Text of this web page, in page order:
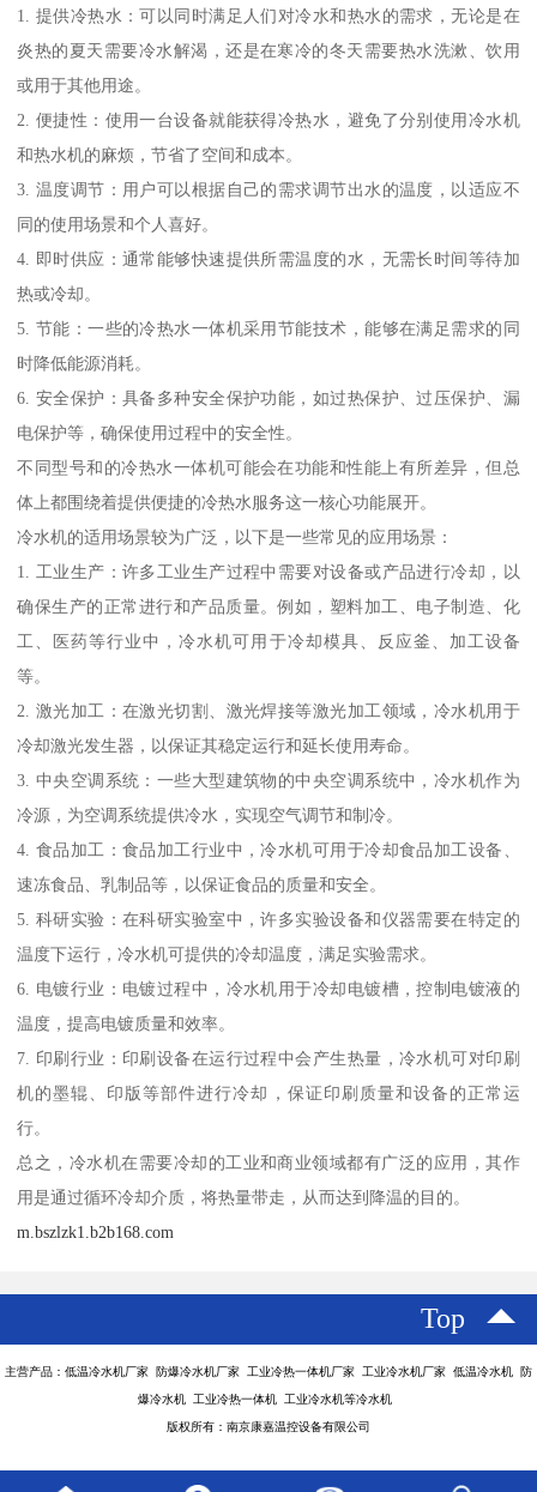
1. 提供冷热水：可以同时满足人们对冷水和热水的需求，无论是在
炎热的夏天需要冷水解渴，还是在寒冷的冬天需要热水洗漱、饮用
或用于其他用途。
2. 便捷性：使用一台设备就能获得冷热水，避免了分别使用冷水机
和热水机的麻烦，节省了空间和成本。
3. 温度调节：用户可以根据自己的需求调节出水的温度，以适应不
同的使用场景和个人喜好。
4. 即时供应：通常能够快速提供所需温度的水，无需长时间等待加
热或冷却。
5. 节能：一些的冷热水一体机采用节能技术，能够在满足需求的同
时降低能源消耗。
6. 安全保护：具备多种安全保护功能，如过热保护、过压保护、漏
电保护等，确保使用过程中的安全性。
不同型号和的冷热水一体机可能会在功能和性能上有所差异，但总
体上都围绕着提供便捷的冷热水服务这一核心功能展开。
冷水机的适用场景较为广泛，以下是一些常见的应用场景：
1. 工业生产：许多工业生产过程中需要对设备或产品进行冷却，以
确保生产的正常进行和产品质量。例如，塑料加工、电子制造、化
工、医药等行业中，冷水机可用于冷却模具、反应釜、加工设备
等。
2. 激光加工：在激光切割、激光焊接等激光加工领域，冷水机用于
冷却激光发生器，以保证其稳定运行和延长使用寿命。
3. 中央空调系统：一些大型建筑物的中央空调系统中，冷水机作为
冷源，为空调系统提供冷水，实现空气调节和制冷。
4. 食品加工：食品加工行业中，冷水机可用于冷却食品加工设备、
速冻食品、乳制品等，以保证食品的质量和安全。
5. 科研实验：在科研实验室中，许多实验设备和仪器需要在特定的
温度下运行，冷水机可提供的冷却温度，满足实验需求。
6. 电镀行业：电镀过程中，冷水机用于冷却电镀槽，控制电镀液的
温度，提高电镀质量和效率。
7. 印刷行业：印刷设备在运行过程中会产生热量，冷水机可对印刷
机的墨辊、印版等部件进行冷却，保证印刷质量和设备的正常运
行。
总之，冷水机在需要冷却的工业和商业领域都有广泛的应用，其作
用是通过循环冷却介质，将热量带走，从而达到降温的目的。
m.bszlzk1.b2b168.com
Top
主营产品：低温冷水机厂家 防爆冷水机厂家 工业冷热一体机厂家 工业冷水机厂家 低温冷水机 防
爆冷水机 工业冷热一体机 工业冷水机等冷水机
版权所有：南京康嘉温控设备有限公司